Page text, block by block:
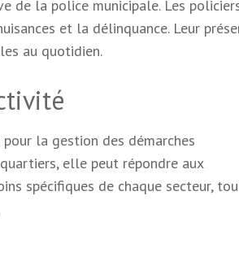
de la police municipale. Les
et la délinquance. Leur
au quotidien.
la gestion des démarches
elle peut répondre aux
spécifiques de chaque secteur,